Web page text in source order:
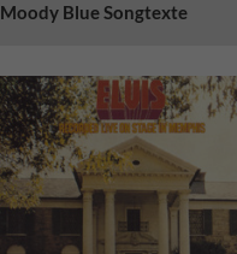
Moody Blue Songtexte